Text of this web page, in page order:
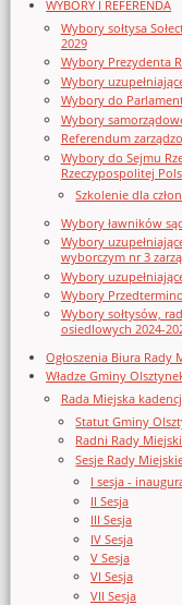
WYBORY I REFERENDA
Wybory sołtysa
2029
Wybory Prezydenta
Wybory
Wybory do
Wybory
Referendum
Wybory do Sejmu
Rzeczypospolitej
Szkolenie dla
Wybory ławników
Wybory
wyborczym nr 3
Wybory
Wybory
Wybory sołtysów,
osiedlowych 2024-
Ogłoszenia Biura Rady
Władze Gminy
Rada Miejska
Statut Gminy
Radni Rady
Sesje Rady
I sesja -
II Sesja
III Sesja
IV Sesja
V Sesja
VI Sesja
VII Sesja